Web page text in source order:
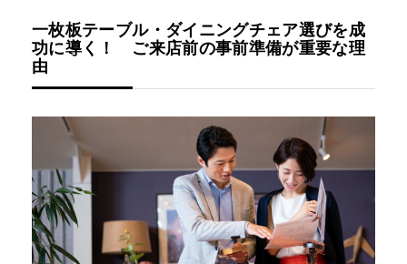
一枚板テーブル・ダイニングチェア選びを成
功に導く！ ご来店前の事前準備が重要な理
由